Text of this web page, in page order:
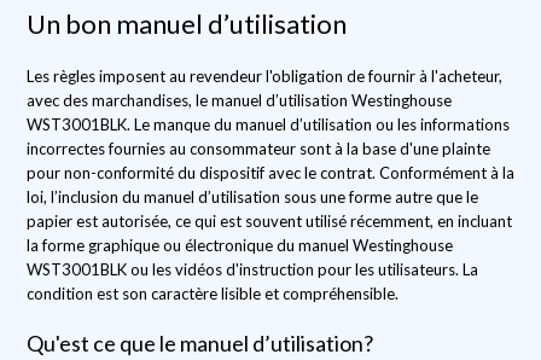
Un bon manuel d’utilisation
Les règles imposent au revendeur l'obligation de fournir à l'acheteur,
avec des marchandises, le manuel d’utilisation Westinghouse
WST3001BLK. Le manque du manuel d’utilisation ou les informations
incorrectes fournies au consommateur sont à la base d'une plainte
pour non-conformité du dispositif avec le contrat. Conformément à la
loi, l’inclusion du manuel d’utilisation sous une forme autre que le
papier est autorisée, ce qui est souvent utilisé récemment, en incluant
la forme graphique ou électronique du manuel Westinghouse
WST3001BLK ou les vidéos d'instruction pour les utilisateurs. La
condition est son caractère lisible et compréhensible.
Qu'est ce que le manuel d’utilisation?